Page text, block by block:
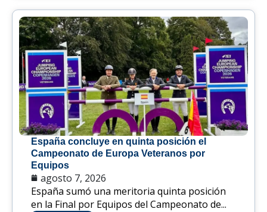
España concluye en quinta posición el
Campeonato de Europa Veteranos por
Equipos
agosto 7, 2026
España sumó una meritoria quinta posición
en la Final por Equipos del Campeonato de...